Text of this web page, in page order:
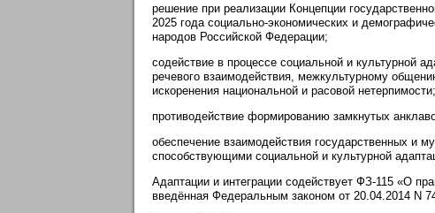
решение при реализации Концепции
2025 года социально-экономических и
народов Российской Федерации;
содействие в процессе социальной и культурной
речевого взаимодействия, межкультурному
искоренения национальной и расовой нетерпимости;
противодействие формированию замкнутых
обеспечение взаимодействия государственных и
способствующими социальной и культурной
Адаптации и интеграции содействует ФЗ-115 «О
введённая Федеральным законом от 20.04.2014 N